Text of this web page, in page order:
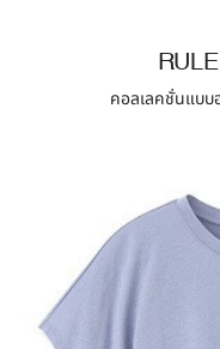
คอลเลคชั่นแบ